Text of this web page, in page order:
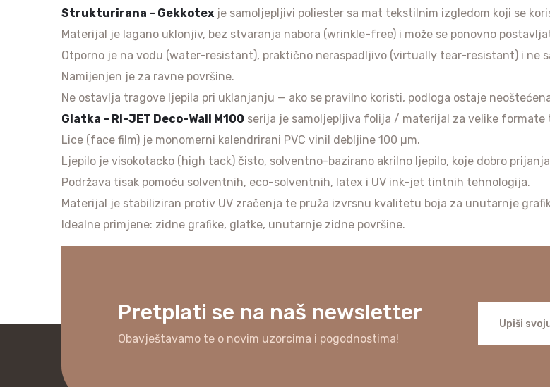
Strukturirana – Gekkotex je samoljepljivi poliester sa mat tekstilnim izgledom koji se
Materijal je lagano uklonjiv, bez stvaranja nabora (wrinkle-free) i može se ponovno
Otporno je na vodu (water-resistant), praktično neraspadljivo (virtually tear-resistant) i ne
Namijenjen je za ravne površine.
Ne ostavlja tragove ljepila pri uklanjanju — ako se pravilno koristi, podloga ostaje
Glatka – RI-JET Deco-Wall M100 serija je samoljepljiva folija / materijal za velike
Lice (face film) je monomerni kalendrirani PVC vinil debljine 100 µm.
Ljepilo je visokotacko (high tack) čisto, solventno-bazirano akrilno ljepilo, koje dobro
Podržava tisak pomoću solventnih, eco-solventnih, latex i UV ink-jet tintnih tehnologija.
Materijal je stabiliziran protiv UV zračenja te pruža izvrsnu kvalitetu boja za unutarnje
Idealne primjene: zidne grafike, glatke, unutarnje zidne površine.
Pretplati se na naš newsletter
Obavještavamo te o novim uzorcima i pogodnostima!